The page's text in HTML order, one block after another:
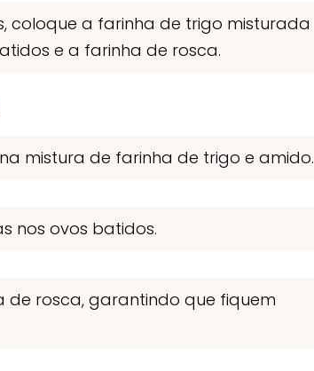
coloque a farinha de trigo misturada
e a farinha de rosca.
mistura de farinha de trigo e amido.
nos ovos batidos.
de rosca, garantindo que fiquem